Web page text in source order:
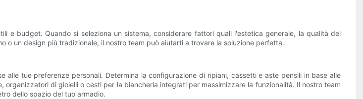
e budget. Quando si seleziona un sistema, considerare fattori quali l'estetica generale, la qualità dei
o un design più tradizionale, il nostro team può aiutarti a trovare la soluzione perfetta.
tue preferenze personali. Determina la configurazione di ripiani, cassetti e aste pensili in base alle
di gioielli o cesti per la biancheria integrati per massimizzare la funzionalità. Il nostro team
dello spazio del tuo armadio.